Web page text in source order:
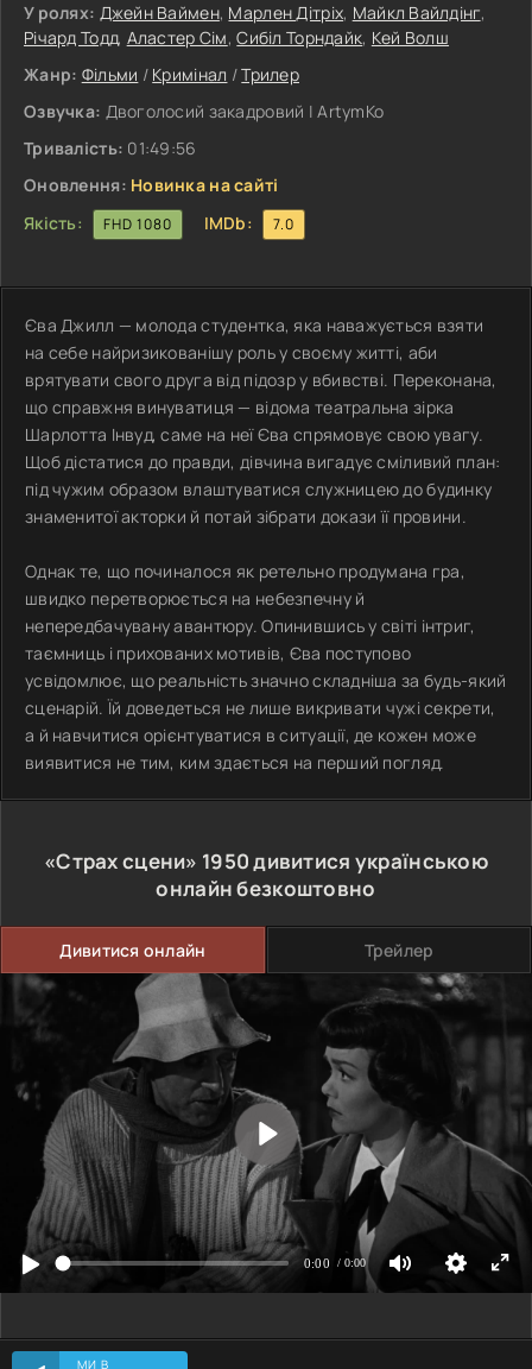
У ролях: Джейн Ваймен, Марлен Дітріх, Майкл Вайлдінг,
Річард Тодд, Аластер Сім,Сибіл Торндайк, Кей Волш
Жанр: Фільми / Кримінал /Трилер
Озвучка: Двоголосий закадровий | ArtymKo
Тривалість: 01:49:56
Оновлення: Новинка на сайті
Якість:
FHD 1080 IMDb: 7.0
Єва Джилл — молода студентка, яка наважується взяти
на себе найризикованішу роль у своєму житті, аби
врятувати свого друга від підозр у вбивстві. Переконана,
що справжня винуватиця — відома театральна зірка
Шарлотта Інвуд, саме на неї Єва спрямовує свою увагу.
Щоб дістатися до правди, дівчина вигадує сміливий план:
під чужим образом влаштуватися служницею до будинку
знаменитої акторки й потай зібрати докази її провини.
Однак те, що починалося як ретельно продумана гра,
швидко перетворюється на небезпечну й
непередбачувану авантюру. Опинившись у світі інтриг,
таємниць і прихованих мотивів, Єва поступово
усвідомлює, що реальність значно складніша за будь-який
сценарій. Їй доведеться не лише викривати чужі секрети,
а й навчитися орієнтуватися в ситуації, де кожен може
виявитися не тим, ким здається на перший погляд.
«Страх сцени» 1950дивитися українською
онлайн безкоштовно
Дивитися онлайн Трейлер
МИ В